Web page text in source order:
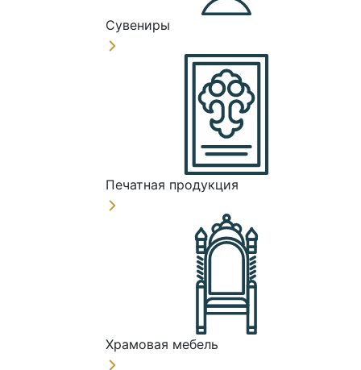
Сувениры
Печатная продукция
Храмовая мебель